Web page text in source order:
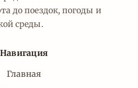
до поездок, погоды и
среды.
Навигация
Главная